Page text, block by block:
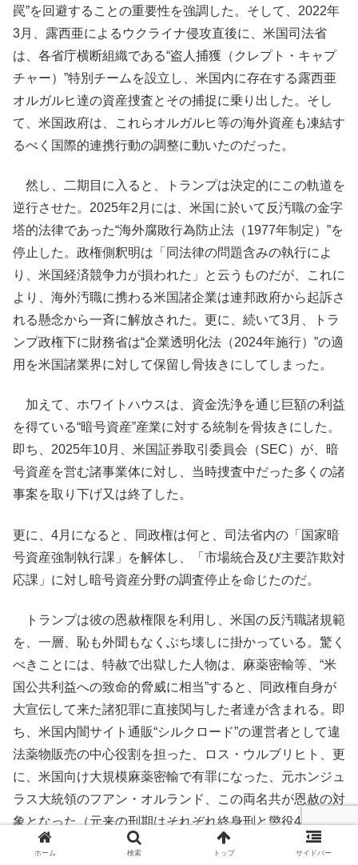
罠”を回避することの重要性を強調した。そして、2022年
3月、露西亜によるウクライナ侵攻直後に、米国司法省
は、各省庁横断組織である“盗人捕獲（クレプト・キャプ
チャー）”特別チームを設立し、米国内に存在する露西亜
オルガルヒ達の資産捜査とその捕捉に乗り出した。そし
て、米国政府は、これらオルガルヒ等の海外資産も凍結す
るべく国際的連携行動の調整に動いたのだった。
然し、二期目に入ると、トランプは決定的にこの軌道を
逆行させた。2025年2月には、米国に於いて反汚職の金字
塔的法律であった“海外腐敗行為防止法（1977年制定）”を
停止した。政権側釈明は「同法律の問題含みの執行によ
り、米国経済競争力が損われた」と云うものだが、これに
より、海外汚職に携わる米国諸企業は連邦政府から起訴さ
れる懸念から一斉に解放された。更に、続いて3月、トラ
ンプ政権下に財務省は“企業透明化法（2024年施行）”の適
用を米国諸業界に対して保留し骨抜きにしてしまった。
加えて、ホワイトハウスは、資金洗浄を通じ巨額の利益
を得ている“暗号資産”産業に対する統制を骨抜きにした。
即ち、2025年10月、米国証券取引委員会（SEC）が、暗
号資産を営む諸事業体に対し、当時捜査中だった多くの諸
事案を取り下げ又は終了した。
更に、4月になると、同政権は何と、司法省内の「国家暗
号資産強制執行課」を解体し、「市場統合及び主要詐欺対
応課」に対し暗号資産分野の調査停止を命じたのだ。
トランプは彼の恩赦権限を利用し、米国の反汚職諸規範
を、一層、恥も外聞もなくぶち壊しに掛かっている。驚く
べきことには、特赦で出獄した人物は、麻薬密輸等、“米
国公共利益への致命的脅威に相当”すると、同政権自身が
大宣伝して来た諸犯罪に直接関与した者達が含まれる。即
ち、米国内闇サイト通販“シルクロード”の運営者として違
法薬物販売の中心役割を担った、ロス・ウルブリヒト、更
に、米国向け大規模麻薬密輸で有罪になった、元ホンジュ
ラス大統領のフアン・オルランド、この両名共が恩赦の対
象となった（元来の刑期はそれぞれ終身刑と懲役45
年）。
ホーム 検索 トップ サイドバー